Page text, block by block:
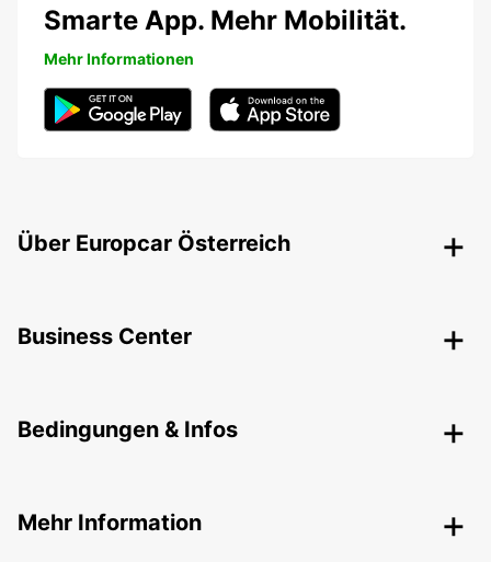
Smarte App. Mehr Mobilität.
Mehr Informationen
Über Europcar Österreich
Business Center
Bedingungen & Infos
Mehr Information